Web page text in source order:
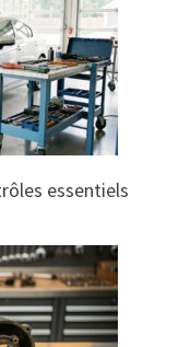
essentiels